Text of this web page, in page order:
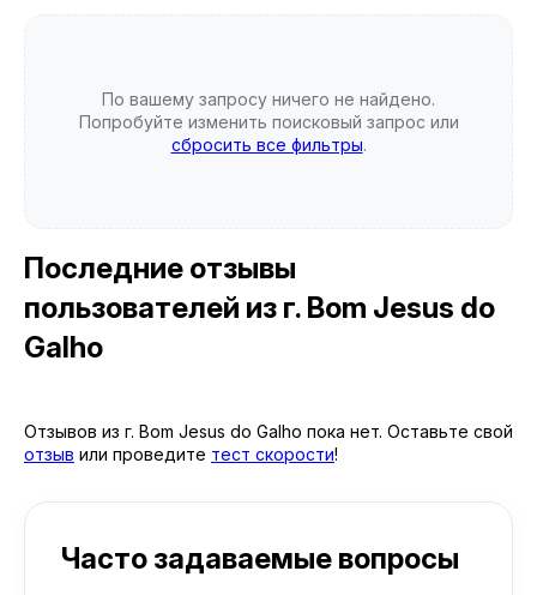
По вашему запросу ничего не найдено.
Попробуйте изменить поисковый запрос или
сбросить все фильтры.
Последние отзывы
пользователей из г. Bom Jesus do
Galho
Отзывов из г. Bom Jesus do Galho пока нет. Оставьте свой
отзыв или проведите тест скорости!
Часто задаваемые вопросы